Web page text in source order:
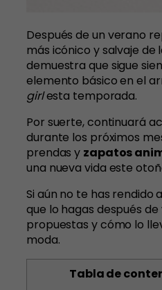
Después de un verano
más icónico y salvaje de
demuestra que sigue
elemento básico en el
girlesta temporada.
Por suerte, continuará
durante los próximos
prendas y zapatos
una nueva vida este
Si aún no te has rendido
que lo hagas después
propuestas y cómo lo
moda.
Tabla de